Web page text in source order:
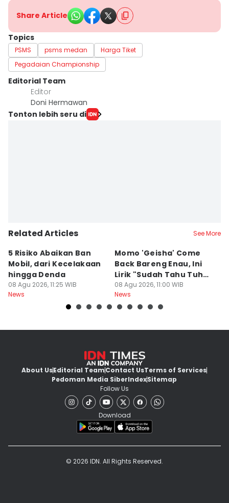
Share Article
Topics
PSMS psms medan
Harga Tiket
Pegadaian Championship
Editorial Team
Editor
Doni Hermawan
Tonton lebih seru di
Related Articles See More
5 Risiko Abaikan Ban
Mobil, dari Kecelakaan
hingga Denda
08 Agu 2026, 11:25 WIB
News
Momo 'Geisha' Come
Back Bareng Enau, Ini
Lirik "Sudah Tahu Tuhan
Kita Berbeda"
08 Agu 2026, 11:00 WIB
News
About UsEditorial TeamContact UsTerms of Services
Pedoman Media SiberIndexSitemap
Follow Us
Download
© 2026 IDN. All Rights Reserved.